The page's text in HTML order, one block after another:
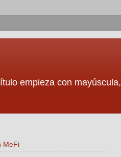
empieza con
MeFi